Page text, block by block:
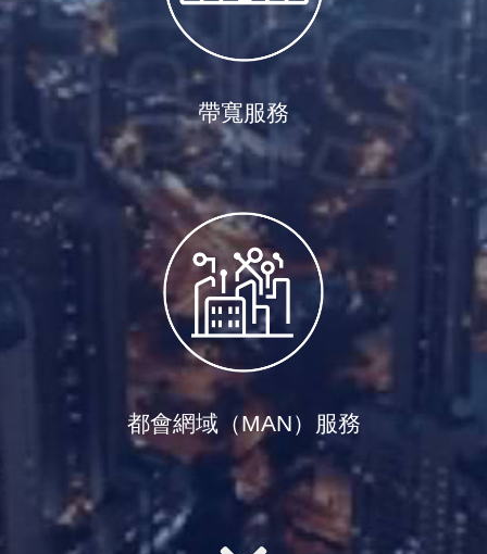
帶寬服務
都會網域（MAN）服務